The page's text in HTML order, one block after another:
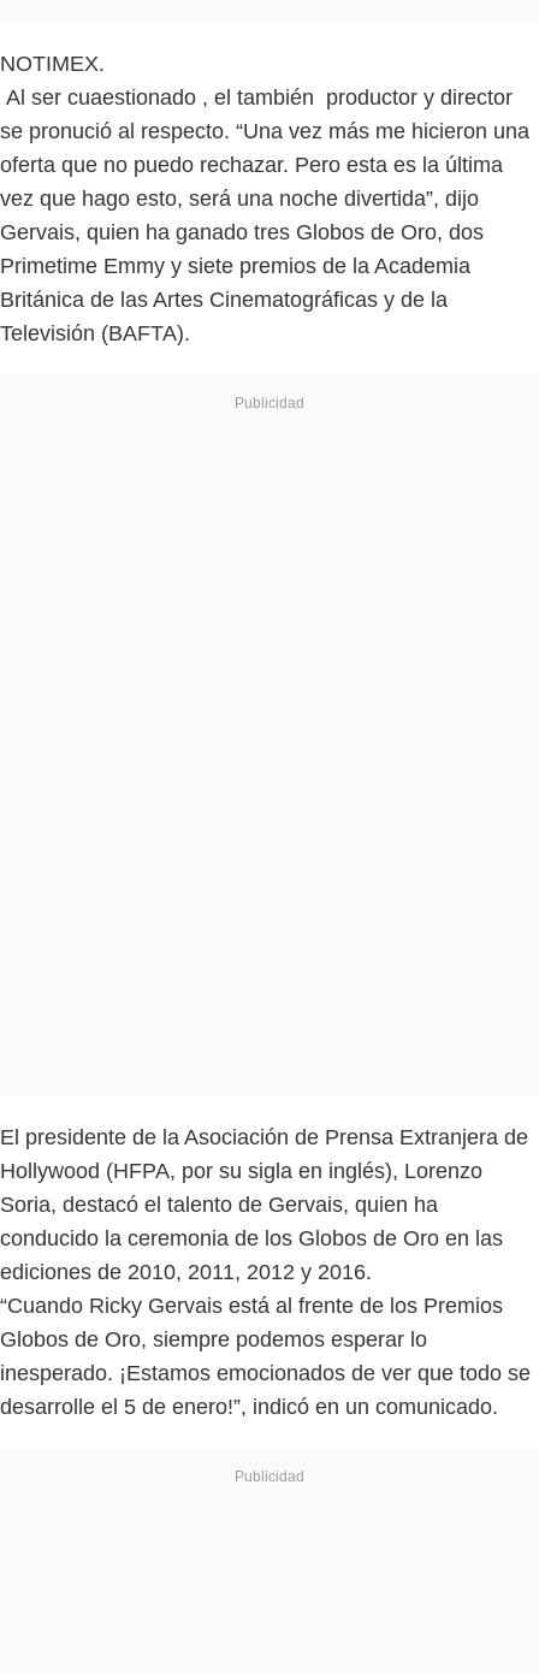
NOTIMEX.
Al ser cuaestionado , el también productor y director
se pronució al respecto. “Una vez más me hicieron una
oferta que no puedo rechazar. Pero esta es la última
vez que hago esto, será una noche divertida”, dijo
Gervais, quien ha ganado tres Globos de Oro, dos
Primetime Emmy y siete premios de la Academia
Británica de las Artes Cinematográficas y de la
Televisión (BAFTA).
El presidente de la Asociación de Prensa Extranjera de
Hollywood (HFPA, por su sigla en inglés), Lorenzo
Soria, destacó el talento de Gervais, quien ha
conducido la ceremonia de los Globos de Oro en las
ediciones de 2010, 2011, 2012 y 2016.
“Cuando Ricky Gervais está al frente de los Premios
Globos de Oro, siempre podemos esperar lo
inesperado. ¡Estamos emocionados de ver que todo se
desarrolle el 5 de enero!”, indicó en un comunicado.